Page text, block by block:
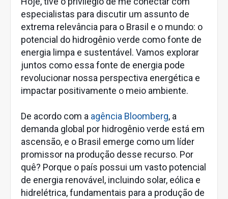
especialistas para discutir um assunto de
extrema relevância para o Brasil e o mundo: o
potencial do hidrogênio verde como fonte de
energia limpa e sustentável. Vamos explorar
juntos como essa fonte de energia pode
revolucionar nossa perspectiva energética e
impactar positivamente o meio ambiente.
De acordo com a agência Bloomberg, a
demanda global por hidrogênio verde está em
ascensão, e o Brasil emerge como um líder
promissor na produção desse recurso. Por
quê? Porque o país possui um vasto potencial
de energia renovável, incluindo solar, eólica e
hidrelétrica, fundamentais para a produção de